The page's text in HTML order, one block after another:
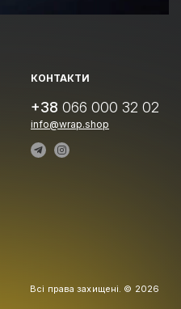
КОНТАКТИ
+38 066 000 32 02
info@wrap.shop
Всі права захищені. © 2026